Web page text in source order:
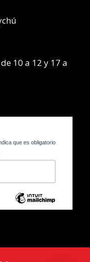
10 a 12 y 17 a
que es obligatorio